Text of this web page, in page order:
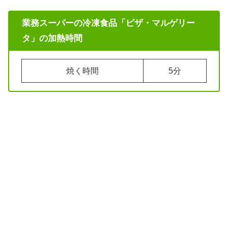
業務スーパーの冷凍食品「ピザ・マルゲリー
タ」の加熱時間
焼く時間 5分